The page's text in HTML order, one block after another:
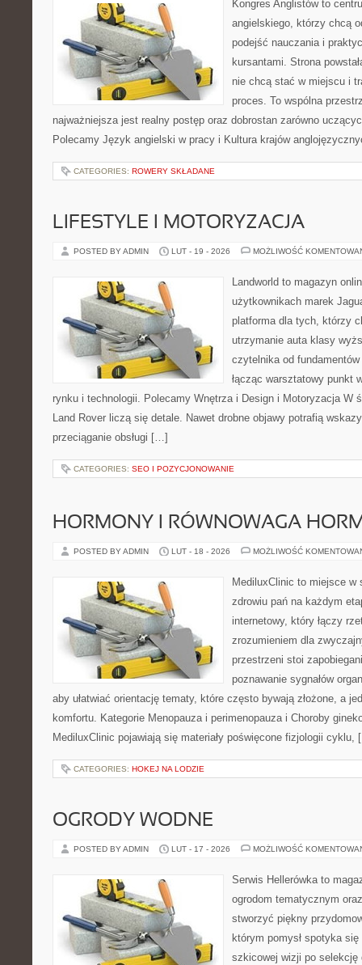
Kongres Anglistów to
angielskiego, którzy chcą
podejść nauczania i
kursantami. Strona
nie chcą stać w miejscu i
proces. To wspólna
najważniejsza jest realny postęp oraz dobrostan zarówno
Polecamy Język angielski w pracy i Kultura krajów
CATEGORIES: ROWERY SKŁADANE
LIFESTYLE I MOTORYZACJA
POSTED BY ADMIN LUT - 19 - 2026 MOŻLIWOŚĆ
Landworld to magazyn
użytkownikach marek
platforma dla tych, którzy
utrzymanie auta klasy
czytelnika od
łącząc warsztatowy punkt
rynku i technologii. Polecamy Wnętrza i Design i Motoryzacja W
Land Rover liczą się detale. Nawet drobne objawy potrafią
przeciąganie obsługi […]
CATEGORIES: SEO I POZYCJONOWANIE
HORMONY I RÓWNOWAGA
POSTED BY ADMIN LUT - 18 - 2026 MOŻLIWOŚĆ
MediluxClinic to miejsce
zdrowiu pań na każdym
internetowy, który łączy
zrozumieniem dla
przestrzeni stoi
poznawanie sygnałów
aby ułatwiać orientację tematy, które często bywają złożone, a
komfortu. Kategorie Menopauza i perimenopauza i Choroby
MediluxClinic pojawiają się materiały poświęcone fizjologii
CATEGORIES: HOKEJ NA LODZIE
OGRODY WODNE
POSTED BY ADMIN LUT - 17 - 2026 MOŻLIWOŚĆ
Serwis Hellerówka to
ogrodom tematycznym
stworzyć piękny
którym pomysł spotyka
szkicowej wizji po selekcję